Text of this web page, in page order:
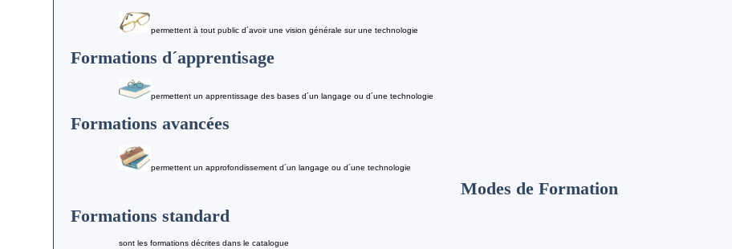
permettent à tout public d´avoir une vision générale sur une technologie
Formations d´apprentisage
permettent un apprentissage des bases d´un langage ou d´une technologie
Formations avancées
permettent un approfondissement d´un langage ou d´une technologie
Modes de Formation
Formations standard
sont les formations décrites dans le catalogue